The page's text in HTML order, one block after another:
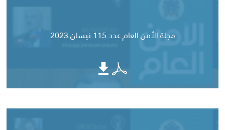
مجلة الأمن العام عدد 115 نيسان 2023